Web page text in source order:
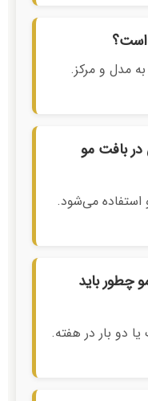
است؟
در بافت مو
استفاده می‌شود.
چطور باید
دو بار در هفته.